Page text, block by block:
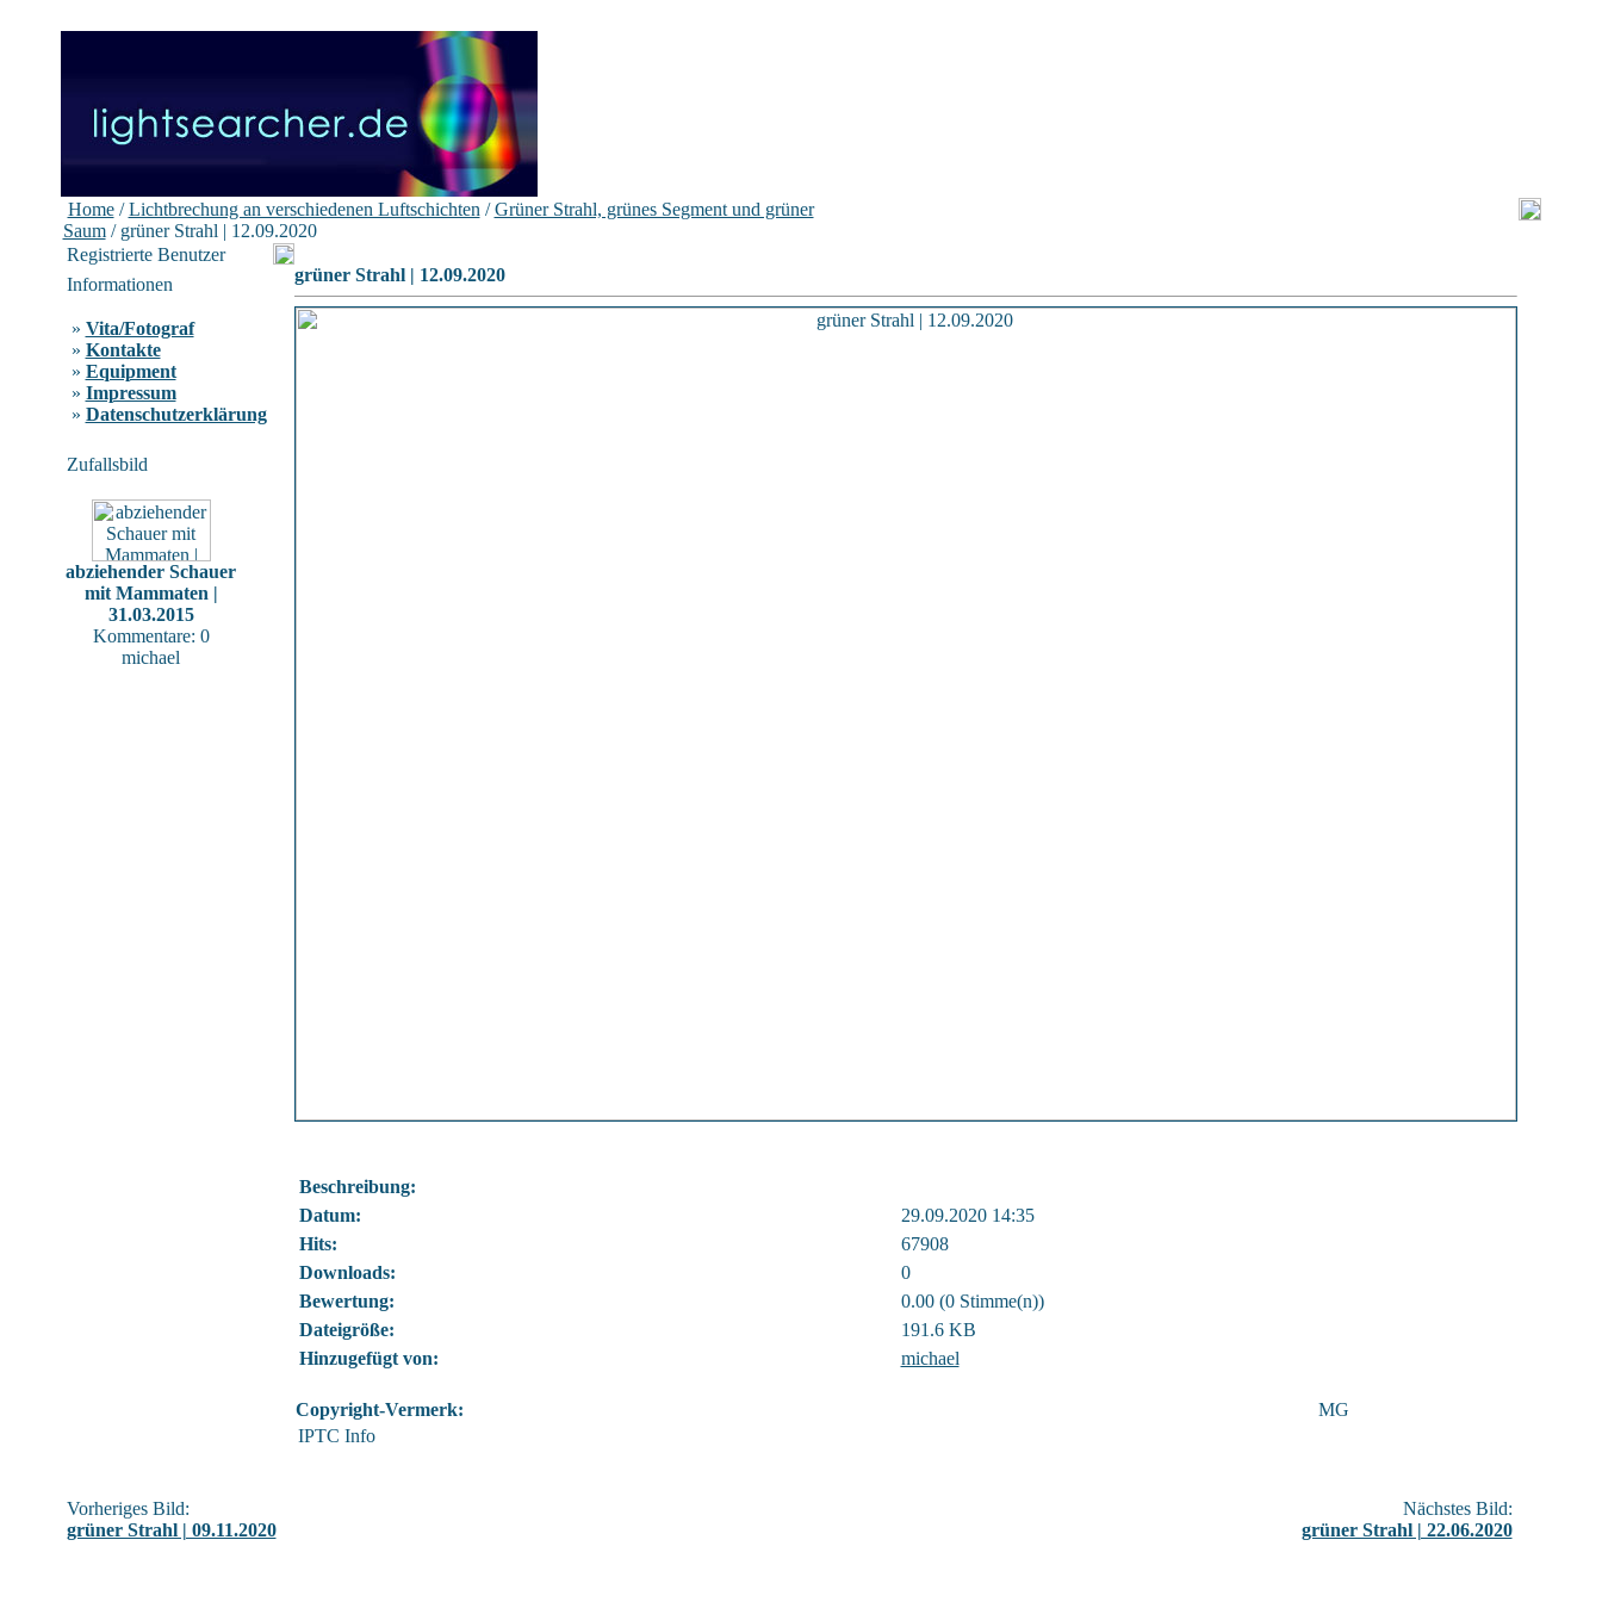
Home/Lichtbrechung an verschiedenen Luftschichten /Grüner Strahl, grünes Segment und grüner
Saum/ grüner Strahl | 12.09.2020
Registrierte Benutzer
Informationen
» Vita/Fotograf
» Kontakte
» Equipment
» Impressum
» Datenschutzerklärung
Zufallsbild
abziehender Schauer
mit Mammaten |
31.03.2015
Kommentare: 0
michael
grüner Strahl | 12.09.2020
Beschreibung:
Datum:
29.09.2020 14:35
Hits:
67908
Downloads:
0
Bewertung:
0.00 (0 Stimme(n))
Dateigröße:
191.6 KB
Hinzugefügt von:
michael
Copyright-Vermerk:
MG
IPTC Info
Vorheriges Bild:
grüner Strahl | 09.11.2020
Nächstes Bild:
grüner Strahl | 22.06.2020